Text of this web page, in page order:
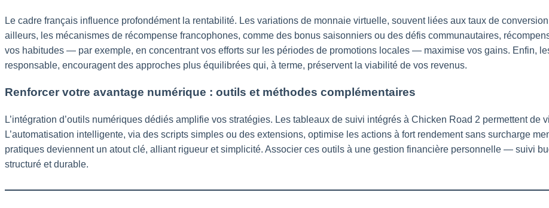
Le cadre français influence profondément la rentabilité. Les variations de monnaie virtuelle, souvent liées aux taux de
ailleurs, les mécanismes de récompense francophones, comme des bonus saisonniers ou des défis communautaires,
vos habitudes — par exemple, en concentrant vos efforts sur les périodes de promotions locales — maximise vos gains. Enfin,
responsable, encouragent des approches plus équilibrées qui, à terme, préservent la viabilité de vos revenus.
Renforcer votre avantage numérique : outils et méthodes complémentaires
L’intégration d’outils numériques dédiés amplifie vos stratégies. Les tableaux de suivi intégrés à Chicken Road 2 permettent
L’automatisation intelligente, via des scripts simples ou des extensions, optimise les actions à fort rendement sans surcharge
pratiques deviennent un atout clé, alliant rigueur et simplicité. Associer ces outils à une gestion financière personnelle — suivi
structuré et durable.